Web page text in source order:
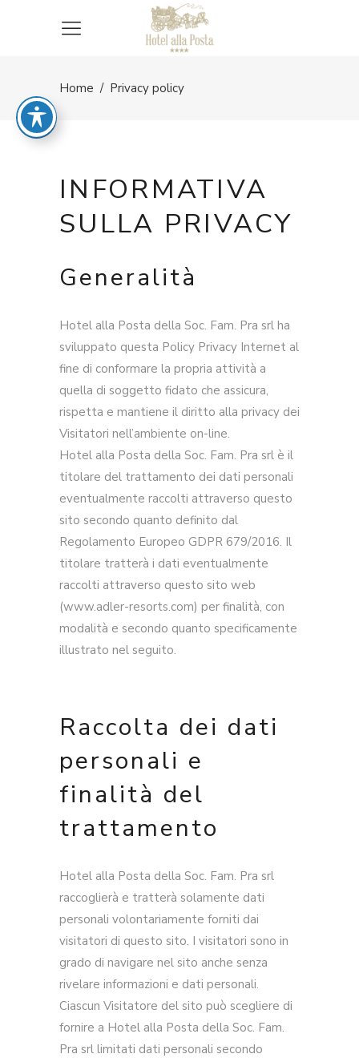
Home / Privacy policy
INFORMATIVA
SULLA PRIVACY
Generalità
Hotel alla Posta della Soc. Fam. Pra srl ha
sviluppato questa Policy Privacy Internet al
fine di conformare la propria attività a
quella di soggetto fidato che assicura,
rispetta e mantiene il diritto alla privacy dei
Visitatori nell’ambiente on-line.
Hotel alla Posta della Soc. Fam. Pra srl è il
titolare del trattamento dei dati personali
eventualmente raccolti attraverso questo
sito secondo quanto definito dal
Regolamento Europeo GDPR 679/2016. Il
titolare tratterà i dati eventualmente
raccolti attraverso questo sito web
(www.adler-resorts.com) per finalità, con
modalità e secondo quanto specificamente
illustrato nel seguito.
Raccolta dei dati
personali e
finalità del
trattamento
Hotel alla Posta della Soc. Fam. Pra srl
raccoglierà e tratterà solamente dati
personali volontariamente forniti dai
visitatori di questo sito. I visitatori sono in
grado di navigare nel sito anche senza
rivelare informazioni e dati personali.
Ciascun Visitatore del sito può scegliere di
fornire a Hotel alla Posta della Soc. Fam.
Pra srl limitati dati personali secondo